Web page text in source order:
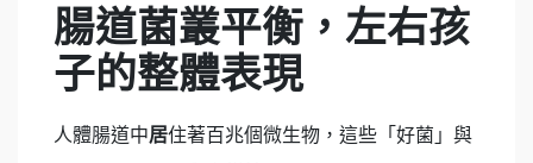
腸道菌叢平衡，左右孩
子的整體表現
人體腸道中居住著百兆個微生物，這些「好菌」與